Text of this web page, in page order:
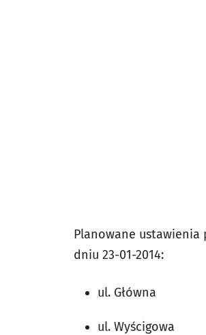
Planowane
dniu 23-01-2014:
ul. Główna
ul. Wyścigowa